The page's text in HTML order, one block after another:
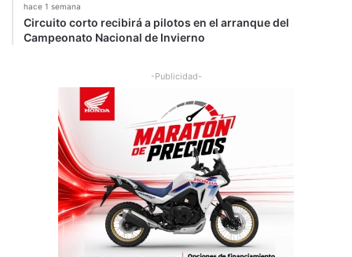
hace 1 semana
Circuito corto recibirá a pilotos en el arranque del
Campeonato Nacional de Invierno
-Publicidad-